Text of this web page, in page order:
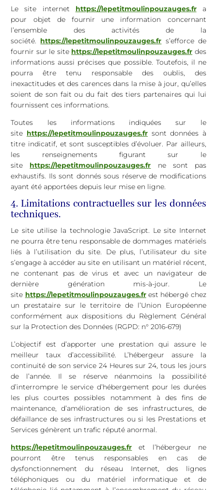
Le site internet https://lepetitmoulinpouzauges.fr
a
pour objet de fournir une information concernant
l’ensemble des activités de la
société. https://lepetitmoulinpouzauges.fr s’efforce de
fournir sur le site https://lepetitmoulinpouzauges.fr des
informations aussi précises que possible. Toutefois, il ne
pourra être tenu responsable des oublis, des
inexactitudes et des carences dans la mise à jour, qu’elles
soient de son fait ou du fait des tiers partenaires qui lui
fournissent ces informations.
Toutes les informations indiquées sur le
site https://lepetitmoulinpouzauges.fr sont données à
titre indicatif, et sont susceptibles d’évoluer. Par ailleurs,
les renseignements figurant sur le
site
https://lepetitmoulinpouzauges.fr
ne sont pas
exhaustifs. Ils sont donnés sous réserve de modifications
ayant été apportées depuis leur mise en ligne.
4. Limitations contractuelles sur les données
techniques.
Le site utilise la technologie JavaScript. Le site Internet
ne pourra être tenu responsable de dommages matériels
liés à l’utilisation du site. De plus, l’utilisateur du site
s’engage à accéder au site en utilisant un matériel récent,
ne contenant pas de virus et avec un navigateur de
dernière génération mis-à-jour. Le
site https://lepetitmoulinpouzauges.fr est hébergé chez
un prestataire sur le territoire de l’Union Européenne
conformément aux dispositions du Règlement Général
sur la Protection des Données (RGPD: n° 2016-679)
L’objectif est d’apporter une prestation qui assure le
meilleur taux d’accessibilité. L’hébergeur assure la
continuité de son service 24 Heures sur 24, tous les jours
de l’année. Il se réserve néanmoins la possibilité
d’interrompre le service d’hébergement pour les durées
les plus courtes possibles notamment à des fins de
maintenance, d’amélioration de ses infrastructures, de
défaillance de ses infrastructures ou si les Prestations et
Services génèrent un trafic réputé anormal.
https://lepetitmoulinpouzauges.fr
et l’hébergeur ne
pourront être tenus responsables en cas de
dysfonctionnement du réseau Internet, des lignes
téléphoniques ou du matériel informatique et de